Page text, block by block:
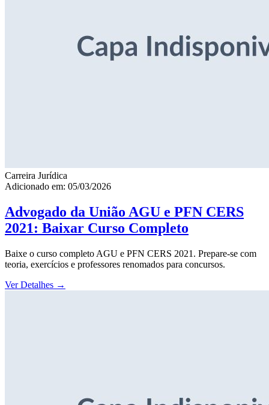
Carreira Jurídica
Adicionado em: 05/03/2026
Advogado da União AGU e PFN CERS
2021: Baixar Curso Completo
Baixe o curso completo AGU e PFN CERS 2021. Prepare-se com
teoria, exercícios e professores renomados para concursos.
Ver Detalhes →